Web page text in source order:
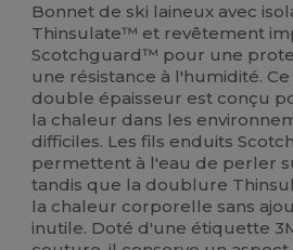
Bonnet de ski laineux avec
Thinsulate™ et revêtement
Scotchguard™ pour une
une résistance à l'humidité.
double épaisseur est conçu
la chaleur dans les
difficiles. Les fils enduits
permettent à l'eau de perler
tandis que la doublure
la chaleur corporelle sans
inutile. Doté d'une étiquette